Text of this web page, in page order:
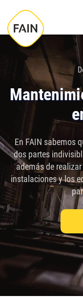
este
sitio
sistema
En FAIN sabemos
dos partes
además de
instalaciones y los